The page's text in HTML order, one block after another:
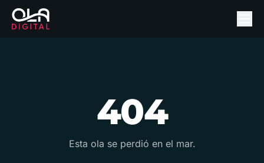
404
Esta ola se perdió en el mar.